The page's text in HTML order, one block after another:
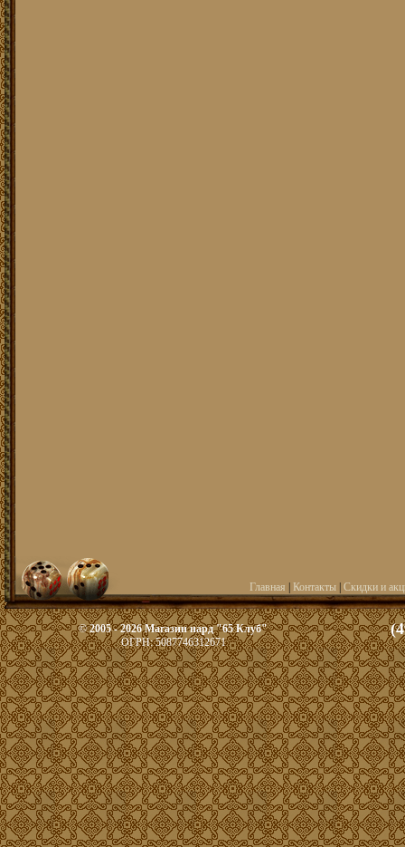
Главная Контакты Скидки и
© 2005 - 2026 Магазин нард "65 Клуб"
ОГРН: 5087746312671